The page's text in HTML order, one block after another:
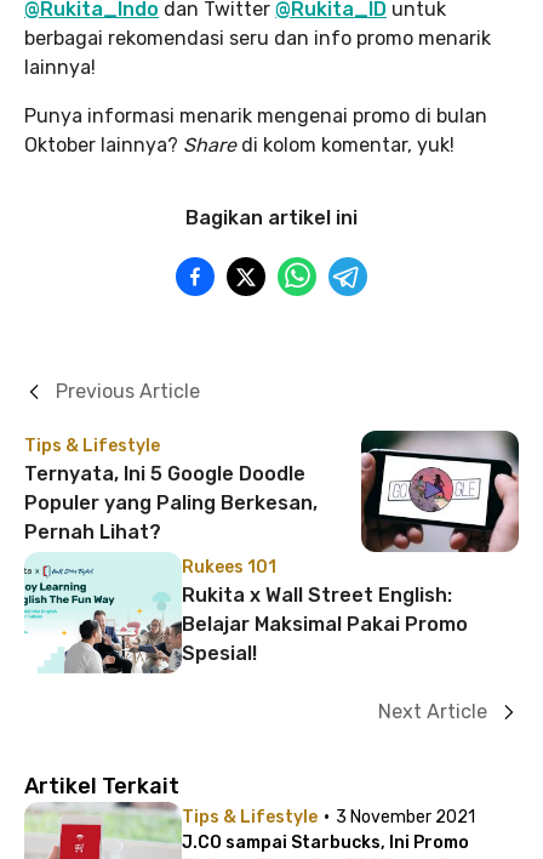
@Rukita_Indo dan Twitter @Rukita_ID untuk
berbagai rekomendasi seru dan info promo menarik
lainnya!
Punya informasi menarik mengenai promo di bulan
Oktober lainnya? Share di kolom komentar, yuk!
Bagikan artikel ini
Tips & Lifestyle
Ternyata, Ini 5 Google Doodle
Populer yang Paling Berkesan,
Pernah Lihat?
Previous Article
Rukees 101
Rukita x Wall Street English:
Belajar Maksimal Pakai Promo
Spesial!
Next Article
Artikel Terkait
Tips & Lifestyle · 3 November 2021
J.CO sampai Starbucks, Ini Promo